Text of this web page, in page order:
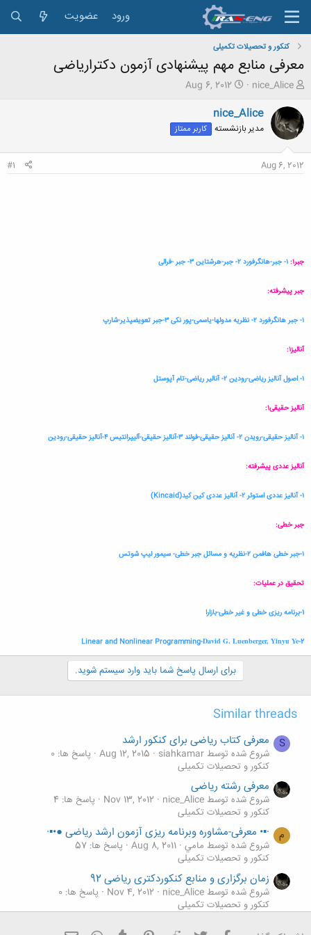
ورود عضویت
کنکور و تحصیلات تکمیلی
معرفی منابع مهم پیشنهادی آزمون دکتراریاضی
ش
و
ع
ک
nice_Alice
ت
ر
ی
خ
Aug 6, 2012
nice_Alice
مدیر بازنشسته کاربر ممتاز
Aug 6, 2012
#1
جبر۱:
جبر پیشرفته:
۱- جبر هانگرفورد ۲- نظریه مدولها-یاسمی-پور نکی ۳-جبر تعویضپذیر-شارپ
آنالیز۱:
۱- اصول آنالیز ریاضی-رودین ۲- آنالیر ریاضی-تام آپوستل
آنالیز حقیقی۱:
۱- آنالیز حقیقی-رویدن ۲- آنالیز حقیقی-فولند ۳-آنالیز حقیقی-آلیپرانتیس ۴-آنالیز حقیقی-رودین
آنالیز عددی پیشرفته:
۱- آنالیز عددی استوئر ۲- آنالیز عددی کین کید(Kincaid)
جبر خطی:
۱-جبر خطی هافمن ۲-نظریه و مسائل جبر خطی- سیمور لیپ شوتس
تحقیق در عملیات:
1-برنامه ریزی خطی و غیر خطی-بازارا
2-Linear and Nonlinear Programming-
David G. Luenberger, Yinyu Ye
برای ارسال پاسخ شما باید وارد سیستم شوید.
Similar threads
S معرفی کتاب ریاضی برای کنکور ارشد
شروع شده توسط siahkamar Aug 12, 2015 پاسخ ها: 0
کنکور و تحصیلات تکمیلی
معرفی رشته ریاضی
شروع شده توسط nice_Alice Nov 13, 2012
پاسخ ها: 4
کنکور و تحصیلات تکمیلی
م ·▪• معرفی-مشاوره وبرنامه ریزی آزمون ارشد ریاضی ●•▪·
شروع شده توسط مامي Aug 8, 2011 پاسخ ها: 57
کنکور و تحصیلات تکمیلی
زمان برگزاری و منابع کنکوردکتری ریاضی 92
شروع شده توسط nice_Alice Nov 4, 2012
پاسخ ها: 0
کنکور و تحصیلات تکمیلی
مشاوره منابع مناسب برای آزمون ارشد ریاضی